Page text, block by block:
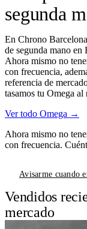
segunda
En Chrono
de segunda mano en
Ahora mismo no
con frecuencia,
referencia de
tasamos tu Omega
Ver todo Omega →
Ahora mismo no
con frecuencia.
Avisarme cuando
Vendidos
mercado